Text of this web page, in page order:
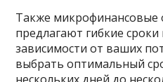
Также микрофинансовые
предлагают гибкие
зависимости от ваших
выбрать оптимальный